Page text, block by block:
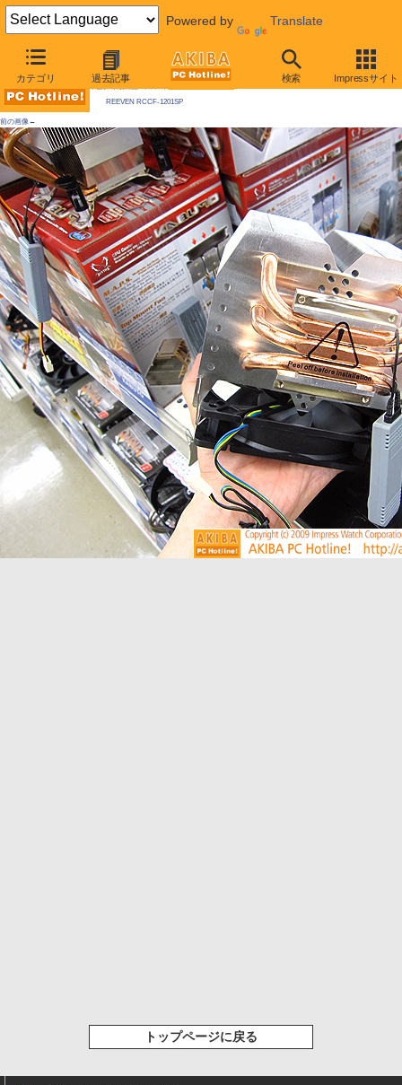
Powered by Translate
カテゴリ 過去記事 検索 Impressサイト
AKIBA PC Hotline! 2009年8月8日号
REEVEN RCCF-1201SP
前の画像←
トップページに戻る